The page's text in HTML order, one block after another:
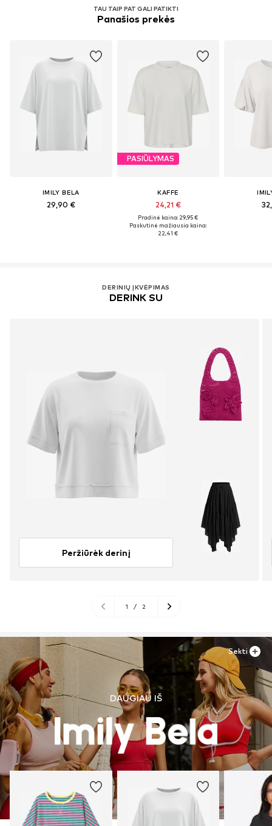
TAU TAIP PAT GALI PATIKTI
Panašios prekės
IMILY BELA
29,90 €
PASIŪLYMAS
KAFFE
24,21 €
Pradinė kaina: 29,95 €
Paskutinė mažiausia kaina:
22,41 €
DERINIŲ ĮKVĖPIMAS
DERINK SU
Peržiūrėk derinį
1 / 2
DAUGIAU IŠ
Sekti